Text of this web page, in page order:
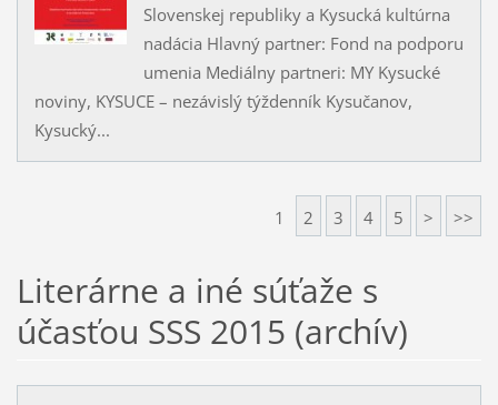
Slovenskej republiky a Kysucká kultúrna
nadácia Hlavný partner: Fond na podporu
umenia Mediálny partneri: MY Kysucké
noviny, KYSUCE – nezávislý týždenník Kysučanov,
Kysucký...
1 2 3 4 5 > >>
Literárne a iné súťaže s
účasťou SSS 2015 (archív)